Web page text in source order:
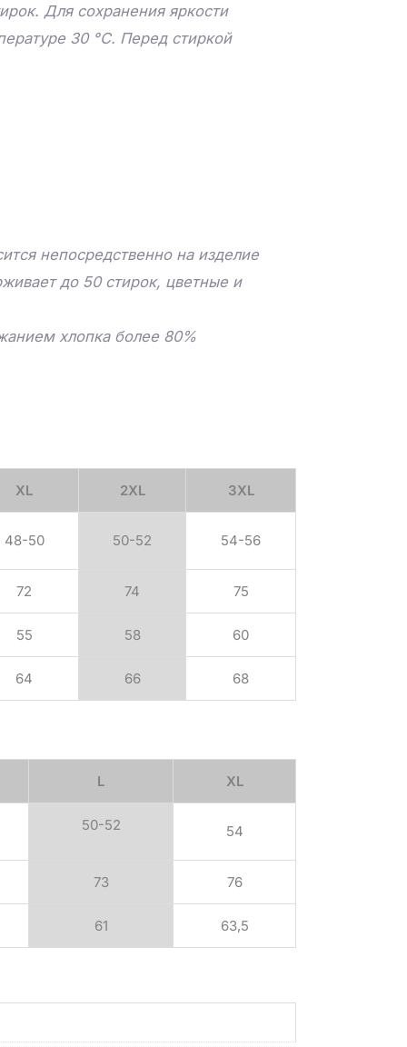
Для сохранения яркости
30 °C. Перед стиркой
непосредственно на изделие
до 50 стирок, цветные и
хлопка более 80%
XL 2XL 3XL
48-50 50-52 54-56
72 74 75
55 58 60
64 66 68
L XL
50-52 54
73 76
61 63,5